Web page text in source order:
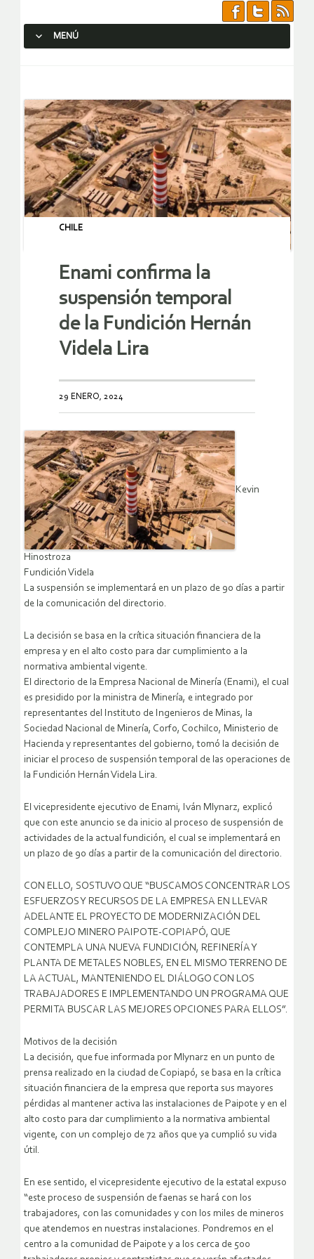
MENÚ
CHILE
Enami confirma la
suspensión temporal
de la Fundición Hernán
Videla Lira
29 ENERO, 2024
Kevin
Hinostroza
Fundición Videla
La suspensión se implementará en un plazo de 90 días a partir
de la comunicación del directorio.
La decisión se basa en la crítica situación financiera de la
empresa y en el alto costo para dar cumplimiento a la
normativa ambiental vigente.
El directorio de la Empresa Nacional de Minería (Enami), el cual
es presidido por la ministra de Minería, e integrado por
representantes del Instituto de Ingenieros de Minas, la
Sociedad Nacional de Minería, Corfo, Cochilco, Ministerio de
Hacienda y representantes del gobierno, tomó la decisión de
iniciar el proceso de suspensión temporal de las operaciones de
la Fundición Hernán Videla Lira.
El vicepresidente ejecutivo de Enami, Iván Mlynarz, explicó
que con este anuncio se da inicio al proceso de suspensión de
actividades de la actual fundición, el cual se implementará en
un plazo de 90 días a partir de la comunicación del directorio.
CON ELLO, SOSTUVO QUE “BUSCAMOS CONCENTRAR LOS
ESFUERZOS Y RECURSOS DE LA EMPRESA EN LLEVAR
ADELANTE EL PROYECTO DE MODERNIZACIÓN DEL
COMPLEJO MINERO PAIPOTE-COPIAPÓ, QUE
CONTEMPLA UNA NUEVA FUNDICIÓN, REFINERÍA Y
PLANTA DE METALES NOBLES, EN EL MISMO TERRENO DE
LA ACTUAL, MANTENIENDO EL DIÁLOGO CON LOS
TRABAJADORES E IMPLEMENTANDO UN PROGRAMA QUE
PERMITA BUSCAR LAS MEJORES OPCIONES PARA ELLOS”.
Motivos de la decisión
La decisión, que fue informada por Mlynarz en un punto de
prensa realizado en la ciudad de Copiapó, se basa en la crítica
situación financiera de la empresa que reporta sus mayores
pérdidas al mantener activa las instalaciones de Paipote y en el
alto costo para dar cumplimiento a la normativa ambiental
vigente, con un complejo de 72 años que ya cumplió su vida
útil.
En ese sentido, el vicepresidente ejecutivo de la estatal expuso
“este proceso de suspensión de faenas se hará con los
trabajadores, con las comunidades y con los miles de mineros
que atendemos en nuestras instalaciones. Pondremos en el
centro a la comunidad de Paipote y a los cerca de 500